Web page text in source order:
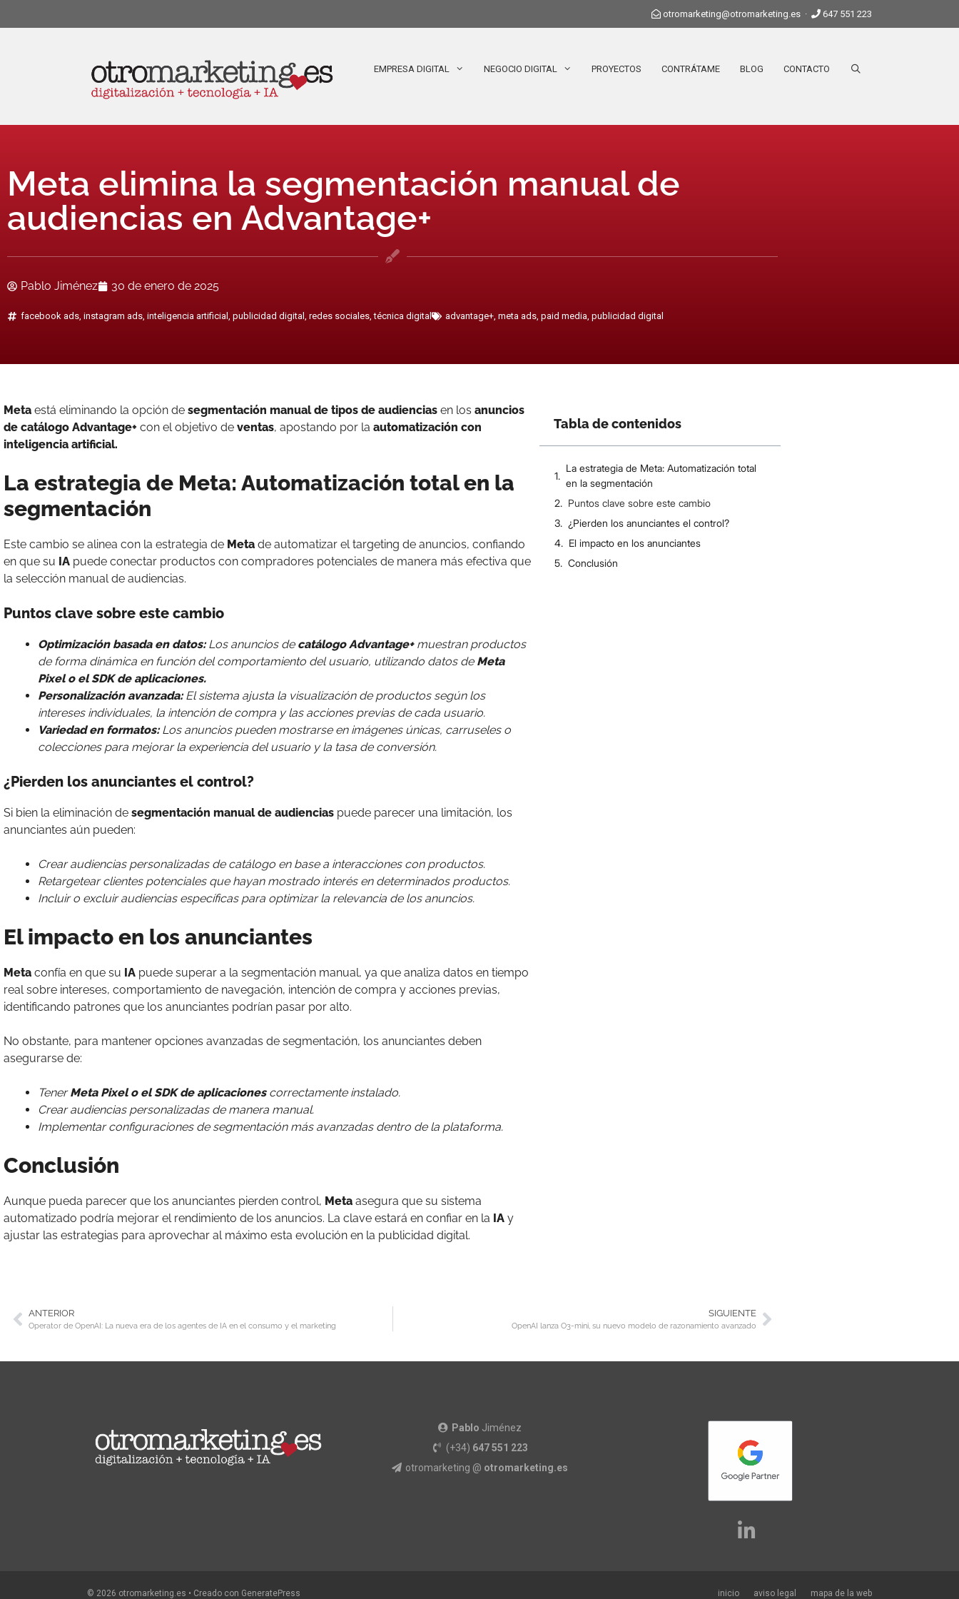
otromarketing@otromarketing.es · 647 551 223
EMPRESA DIGITAL NEGOCIO DIGITAL PROYECTOS CONTRÁTAME BLOG CONTACTO
Meta elimina la segmentación manual de
audiencias en Advantage+
Pablo Jiménez 30 de enero de 2025
facebook ads, instagram ads, inteligencia artificial , publicidad digital , redes sociales,técnica digital advantage+, meta ads, paid media, publicidad digital
Meta está eliminando la opción de segmentación manual de tipos de audiencias en los anuncios
de catálogo Advantage+ con el objetivo de ventas, apostando por la automatización con
inteligencia artificial.
La estrategia de Meta: Automatización total en la
segmentación
Este cambio se alinea con la estrategia de Meta de automatizar el targeting de anuncios, confiando
en que su IA puede conectar productos con compradores potenciales de manera más efectiva que
la selección manual de audiencias.
Puntos clave sobre este cambio
Optimización basada en datos:Los anuncios de catálogo Advantage+muestran productos
de forma dinámica en función del comportamiento del usuario, utilizando datos de Meta
Pixel o el SDK de aplicaciones.
Personalización avanzada:El sistema ajusta la visualización de productos según los
intereses individuales, la intención de compra y las acciones previas de cada usuario.
Variedad en formatos:Los anuncios pueden mostrarse en imágenes únicas, carruseles o
colecciones para mejorar la experiencia del usuario y la tasa de conversión.
¿Pierden los anunciantes el control?
Si bien la eliminación de segmentación manual de audiencias puede parecer una limitación, los
anunciantes aún pueden:
Crear audiencias personalizadas de catálogo en base a interacciones con productos.
Retargetear clientes potenciales que hayan mostrado interés en determinados productos.
Incluir o excluir audiencias específicas para optimizar la relevancia de los anuncios.
El impacto en los anunciantes
Meta confía en que su IA puede superar a la segmentación manual, ya que analiza datos en tiempo
real sobre intereses, comportamiento de navegación, intención de compra y acciones previas,
identificando patrones que los anunciantes podrían pasar por alto.
No obstante, para mantener opciones avanzadas de segmentación, los anunciantes deben
asegurarse de:
TenerMeta Pixel o el SDK de aplicacionescorrectamente instalado.
Crear audiencias personalizadas de manera manual.
Implementar configuraciones de segmentación más avanzadas dentro de la plataforma.
Conclusión
Aunque pueda parecer que los anunciantes pierden control, Meta asegura que su sistema
automatizado podría mejorar el rendimiento de los anuncios. La clave estará en confiar en la IA y
ajustar las estrategias para aprovechar al máximo esta evolución en la publicidad digital.
Tabla de contenidos
La estrategia de Meta: Automatización total
en la segmentación
Puntos clave sobre este cambio
¿Pierden los anunciantes el control?
El impacto en los anunciantes
Conclusión
ANTERIOR
Operator de OpenAI: La nueva era de los agentes de IA en el consumo y el marketing
SIGUIENTE
OpenAI lanza O3-mini, su nuevo modelo de razonamiento avanzado
Pablo Jiménez
(+34) 647 551 223
otromarketing @ otromarketing.es
inicio aviso legal mapa de la web
© 2026 otromarketing.es • Creado con GeneratePress